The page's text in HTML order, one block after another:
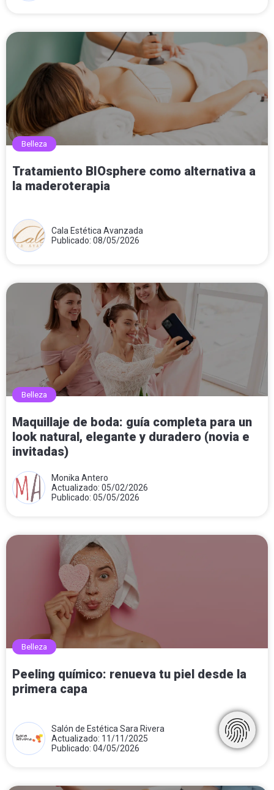
Belleza
Tratamiento BIOsphere como alternativa a
la maderoterapia
Cala Estética Avanzada
Publicado: 08/05/2026
Belleza
Maquillaje de boda: guía completa para un
look natural, elegante y duradero (novia e
invitadas)
Monika Antero
Actualizado: 05/02/2026
Publicado: 05/05/2026
Belleza
Peeling químico: renueva tu piel desde la
primera capa
Salón de Estética Sara Rivera
Actualizado: 11/11/2025
Publicado: 04/05/2026